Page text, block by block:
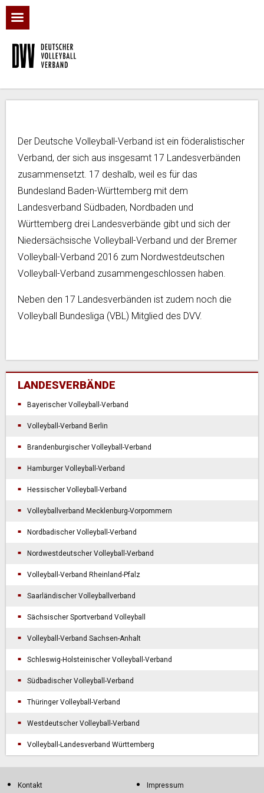
Der Deutsche Volleyball-Verband ist ein föderalistischer
Verband, der sich aus insgesamt 17 Landesverbänden
zusammensetzt. 17 deshalb, weil es für das
Bundesland Baden-Württemberg mit dem
Landesverband Südbaden, Nordbaden und
Württemberg drei Landesverbände gibt und sich der
Niedersächsische Volleyball-Verband und der Bremer
Volleyball-Verband 2016 zum Nordwestdeutschen
Volleyball-Verband zusammengeschlossen haben.
Neben den 17 Landesverbänden ist zudem noch die
Volleyball Bundesliga (VBL) Mitglied des DVV.
LANDESVERBÄNDE
Bayerischer Volleyball-Verband
Volleyball-Verband Berlin
Brandenburgischer Volleyball-Verband
Hamburger Volleyball-Verband
Hessischer Volleyball-Verband
Volleyballverband Mecklenburg-Vorpommern
Nordbadischer Volleyball-Verband
Nordwestdeutscher Volleyball-Verband
Volleyball-Verband Rheinland-Pfalz
Saarländischer Volleyballverband
Sächsischer Sportverband Volleyball
Volleyball-Verband Sachsen-Anhalt
Schleswig-Holsteinischer Volleyball-Verband
Südbadischer Volleyball-Verband
Thüringer Volleyball-Verband
Westdeutscher Volleyball-Verband
Volleyball-Landesverband Württemberg
Kontakt Impressum